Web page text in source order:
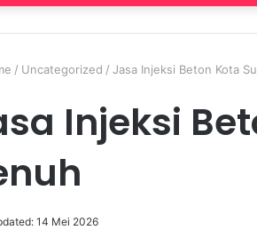
/ Uncategorized / Jasa Injeksi Beton Kota
Injeksi
14 Mei 2026